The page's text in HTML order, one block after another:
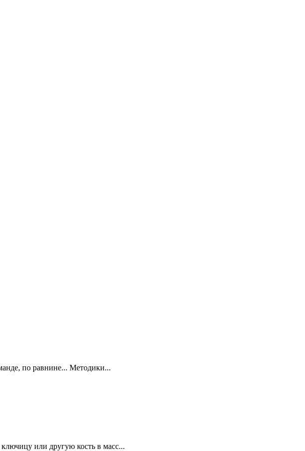
по равнине... Методики...
или другую кость в масс...